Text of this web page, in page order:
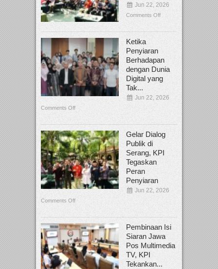
Jun 22, 2026
Comments Off
Ketika
Penyiaran
Berhadapan
dengan Dunia
Digital yang
Tak...
Jun 22, 2026
Comments Off
Gelar Dialog
Publik di
Serang, KPI
Tegaskan
Peran
Penyiaran
Jun 22, 2026
Comments Off
Pembinaan Isi
Siaran Jawa
Pos Multimedia
TV, KPI
Tekankan...